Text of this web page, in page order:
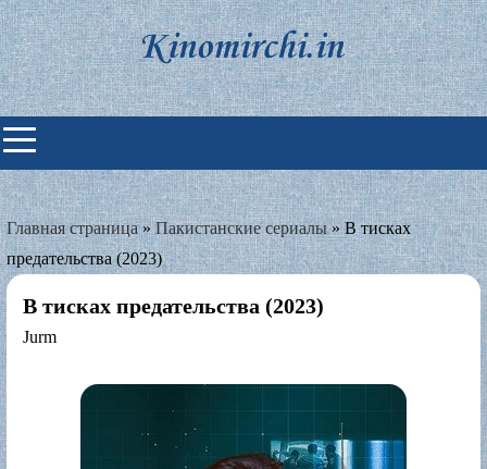
Skip
to
content
Индийские фильмы смотреть
онлайн
Главная страница»Пакистанские сериалы»В тисках
предательства (2023)
В тисках предательства (2023)
Jurm